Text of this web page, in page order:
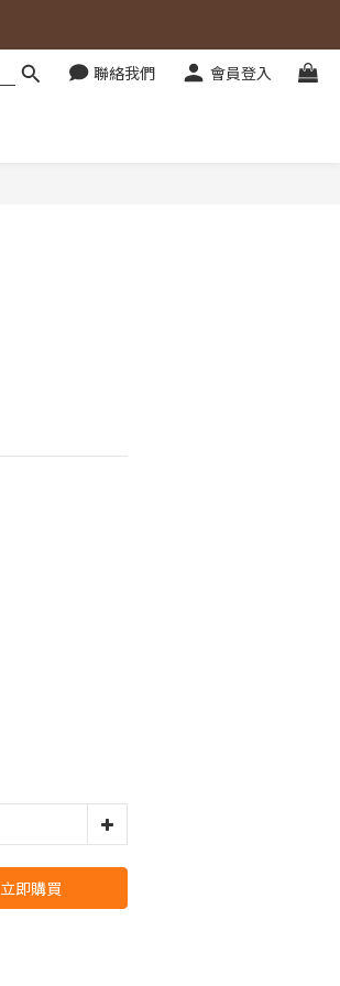
聯絡我們 會員登入
立即購買